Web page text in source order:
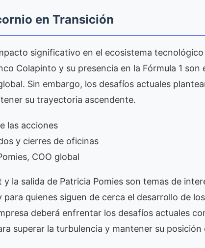
en Transición
significativo en el ecosistema
Colapinto y su presencia en la Fórmula 1 son
Sin embargo, los desafíos actuales
su trayectoria ascendente.
las acciones
y cierres de oficinas
COO global
y la salida de Patricia Pomies son temas de
para quienes siguen de cerca el desarrollo de
deberá enfrentar los desafíos actuales
superar la turbulencia y mantener su posición